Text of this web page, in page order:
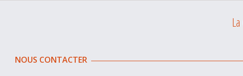
La
NOUS CONTACTER